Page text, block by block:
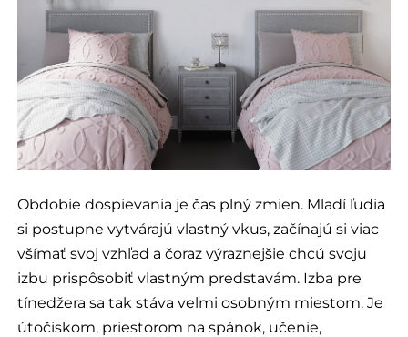
Obdobie dospievania je čas plný zmien. Mladí ľudia
si postupne vytvárajú vlastný vkus, začínajú si viac
všímať svoj vzhľad a čoraz výraznejšie chcú svoju
izbu prispôsobiť vlastným predstavám. Izba pre
tínedžera sa tak stáva veľmi osobným miestom. Je
útočiskom, priestorom na spánok, učenie,